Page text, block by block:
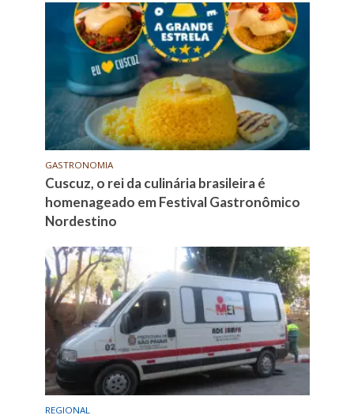
GASTRONOMIA
Cuscuz, o rei da culinária brasileira é
homenageado em Festival Gastronômico
Nordestino
REGIONAL